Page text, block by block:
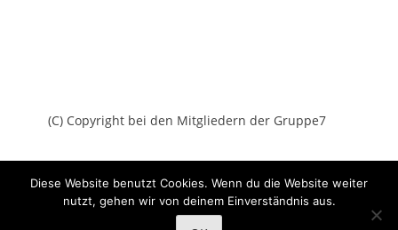
(C) Copyright bei den Mitgliedern der Gruppe7
Gruppe7All Rights Reserved.
Diese Website benutzt Cookies. Wenn du die Website weiter
nutzt, gehen wir von deinem Einverständnis aus.